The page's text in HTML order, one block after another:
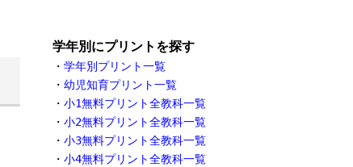
学年別にプリントを探す
・ 学年別プリント一覧
・ 幼児知育プリント一覧
・ 小1無料プリント全教科一覧
・ 小2無料プリント全教科一覧
・ 小3無料プリント全教科一覧
・ 小4無料プリント全教科一覧